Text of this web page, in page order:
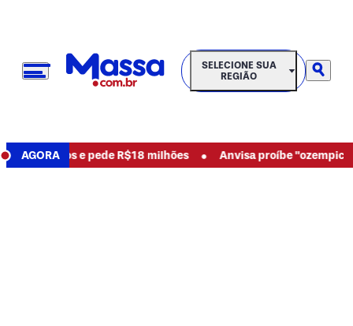
SELECIONE SUA REGIÃO
SELECIONE SUA
REGIÃO
AGORA
abusos e pede R$18 milhões • Anvisa proíbe "ozempic